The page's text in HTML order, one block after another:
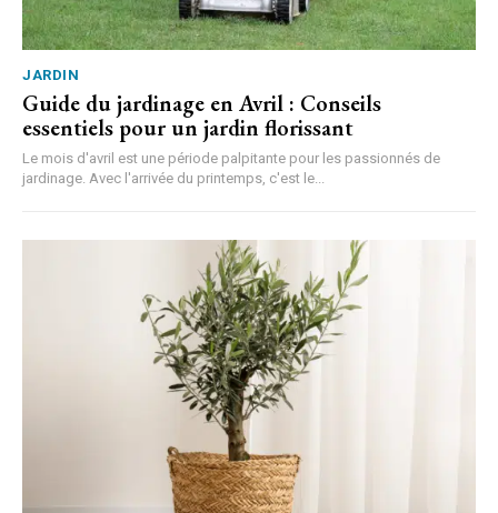
JARDIN
Guide du jardinage en Avril : Conseils
essentiels pour un jardin florissant
Le mois d'avril est une période palpitante pour les passionnés de
jardinage. Avec l'arrivée du printemps, c'est le...